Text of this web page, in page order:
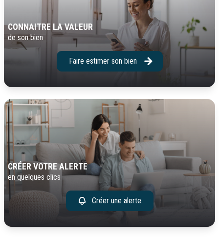
CONNAITRE LA VALEUR
de son bien
Faire estimer son bien
CRÉER VOTRE ALERTE
en quelques clics
Créer une alerte